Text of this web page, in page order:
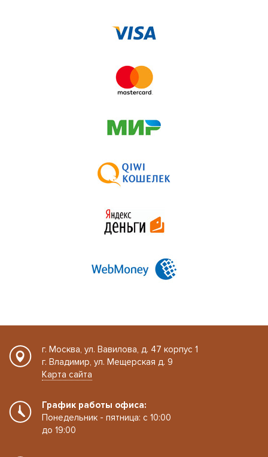
г. Москва, ул. Вавилова, д. 47 корпус 1
г. Владимир, ул. Мещерская д. 9
Карта сайта
График работы офиса:
Понедельник - пятница: с 10:00
до 19:00